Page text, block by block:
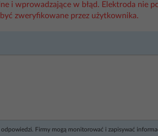
i wprowadzające w błąd. Elektroda nie
zweryfikowane przez użytkownika.
Firmy mogą monitorować i zapisywać